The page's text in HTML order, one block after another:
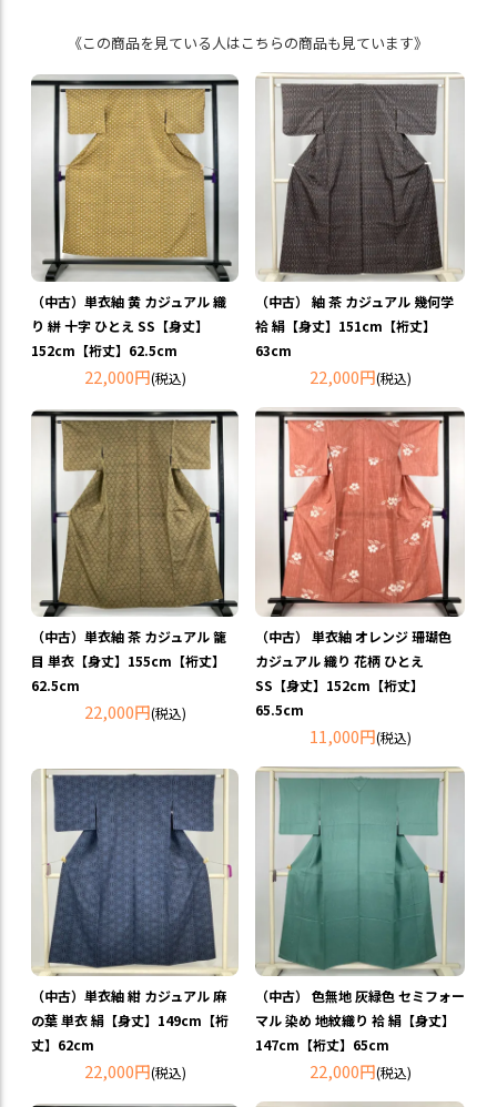
《この商品を見ている人はこちらの商品も見ています》
（中古）単衣紬 黄 カジュアル 織
り 絣 十字 ひとえ SS【身丈】
152cm【裄丈】62.5cm
22,000円(税込)
（中古） 紬 茶 カジュアル 幾何学
袷 絹【身丈】151cm【裄丈】
63cm
22,000円(税込)
（中古）単衣紬 茶 カジュアル 籠
目 単衣【身丈】155cm【裄丈】
62.5cm
22,000円(税込)
（中古） 単衣紬 オレンジ 珊瑚色
カジュアル 織り 花柄 ひとえ
SS【身丈】152cm【裄丈】
65.5cm
11,000円(税込)
（中古）単衣紬 紺 カジュアル 麻
の葉 単衣 絹【身丈】149cm【裄
丈】62cm
22,000円(税込)
（中古） 色無地 灰緑色 セミフォー
マル 染め 地紋織り 袷 絹【身丈】
147cm【裄丈】65cm
22,000円(税込)